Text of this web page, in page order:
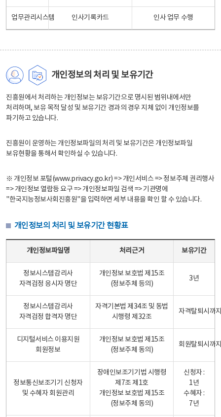
업무관리시스템 인사기록카드 인사 업무 수행
개인정보의 처리 및 보유기간
진흥원에서 처리하는 개인정보는 보유기간으로 명시된 범위내에서만
처리하며, 보유 목적 달성 및 보유기간 경과의 경우 지체 없이 개인정보를
파기하고 있습니다.
진흥원이 운영하는 개인정보파일의 처리 및 보유기간은 개인정보파일
보유현황을 통해서 확인하실 수 있습니다.
※ 개인정보 포털(www.privacy.go.kr) => 개인서비스 => 정보주체 권리행사
=> 개인정보 열람등 요구 => 개인정보파일 검색 => 기관명에
"한국지능정보사회진흥원"을 입력하면 세부 내용을 확인 할 수 있습니다.
개인정보의 처리 및 보유기간 현황표
개인정보파일명 처리근거 보유기간
정보시스템감리사
자격검정 응시자 명단
개인정보 보호법 제15조
(정보주체 등의)
3년
정보시스템감리사
자격검정 합격자 명단
자격기본법 제34조 및 동법
시행령 제32조
자격탈퇴시까
디지털서비스 이용지원
회원정보
개인정보 보호법 제15조
(정보주체 동의)
회원탈퇴시까
정보통신보조기기 신청자
및 수혜자 회원관리
장애인보조기기법 시행령
제7조 제1호
개인정보 보호법 제15조
(정보주체 동의)
신청자 :
1년
수혜자 :
7년